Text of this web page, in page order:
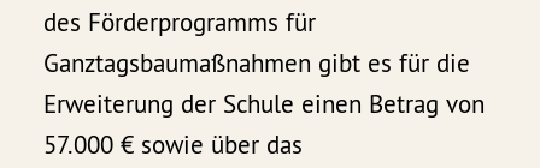
des Förderprogramms für
Ganztagsbaumaßnahmen gibt es für die
Erweiterung der Schule einen Betrag von
57.000 € sowie über das